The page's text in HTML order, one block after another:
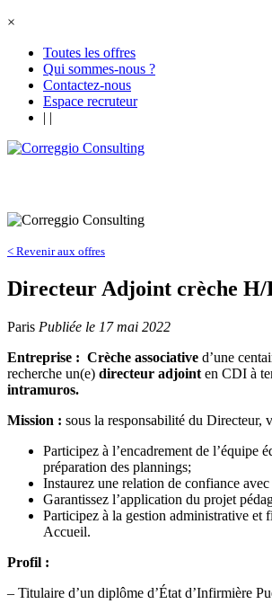
×
Toutes les offres
Qui sommes-nous ?
Contactez-nous
Espace recruteur
| |
< Revenir aux offres
Directeur Adjoint crèche H/
Paris Publiée le 17 mai 2022
Entreprise : Crèche associative d’une
recherche un(e) directeur adjoint en CDI à
intramuros.
Mission : sous la responsabilité du Directeur,
Participez à l’encadrement de l’équipe
préparation des plannings;
Instaurez une relation de confiance avec
Garantissez l’application du projet
Participez à la gestion administrative et
Accueil.
Profil :
– Titulaire d’un diplôme d’État d’Infirmière